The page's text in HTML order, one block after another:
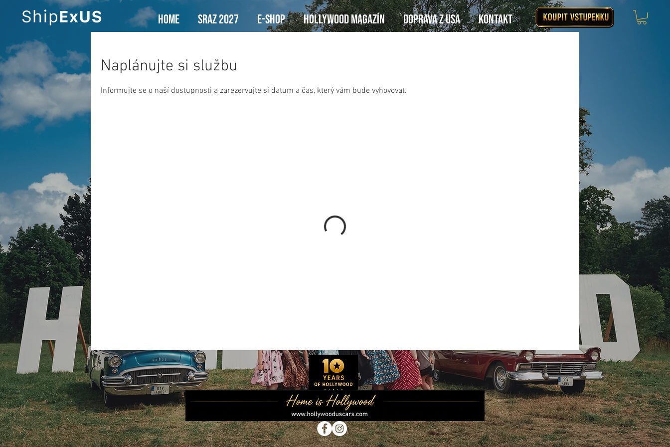
HOME SRAZ 2027 E-SHOP Hollywood Magazín DOPRAVA Z USA KONTAKT
Naplánujte si službu
Informujte se o naší dostupnosti a zarezervujte si datum a čas, který vám bude vyhovovat.